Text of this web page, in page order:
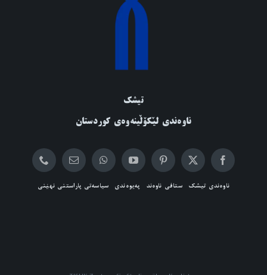
تیشک
ناوەندی لێکۆڵینەوەی کوردستان
ناوەندی تیشک ستافی ناوەند پەیوەندی سیاسەتی پاراستنی نهێنی